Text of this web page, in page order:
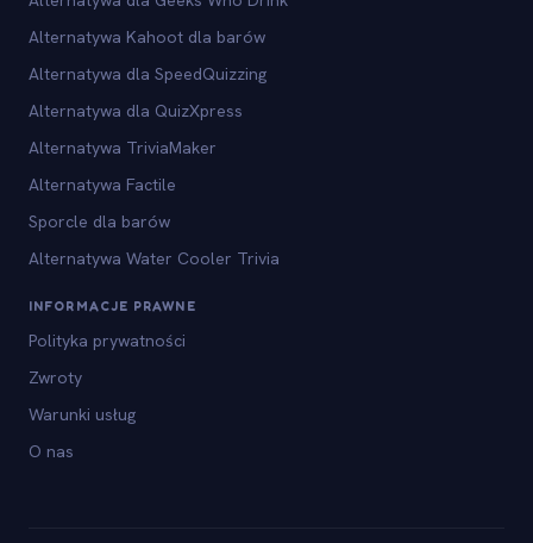
Alternatywa Kahoot dla barów
Alternatywa dla SpeedQuizzing
Alternatywa dla QuizXpress
Alternatywa TriviaMaker
Alternatywa Factile
Sporcle dla barów
Alternatywa Water Cooler Trivia
INFORMACJE PRAWNE
Polityka prywatności
Zwroty
Warunki usług
O nas